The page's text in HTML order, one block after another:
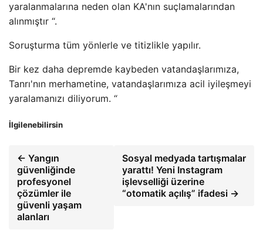
yaralanmalarına neden olan KA'nın suçlamalarından
alınmıştır “.
Soruşturma tüm yönlerle ve titizlikle yapılır.
Bir kez daha depremde kaybeden vatandaşlarımıza,
Tanrı'nın merhametine, vatandaşlarımıza acil iyileşmeyi
yaralamanızı diliyorum. “
İlgilenebilirsin
← Yangın
güvenliğinde
profesyonel
çözümler ile
güvenli yaşam
alanları
Sosyal medyada tartışmalar
yarattı! Yeni Instagram
işlevselliği üzerine
“otomatik açılış” ifadesi →